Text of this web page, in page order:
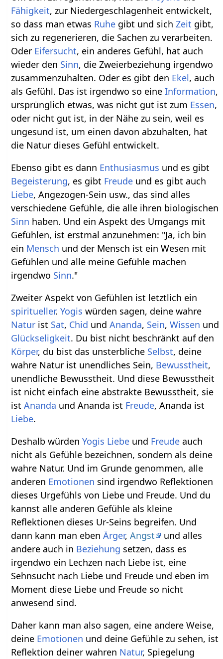
Fähigkeit, zur Niedergeschlagenheit entwickelt,
so dass man etwas Ruhe gibt und sichZeit gibt,
sich zu regenerieren, die Sachen zu verarbeiten.
Oder Eifersucht, ein anderes Gefühl, hat auch
wieder den Sinn, die Zweierbeziehung irgendwo
zusammenzuhalten. Oder es gibt den Ekel, auch
als Gefühl. Das ist irgendwo so eineInformation,
ursprünglich etwas, was nicht gut ist zum Essen,
oder nicht gut ist, in der Nähe zu sein, weil es
ungesund ist, um einen davon abzuhalten, hat
die Natur dieses Gefühl entwickelt.
Ebenso gibt es dann Enthusiasmus und es gibt
Begeisterung, es gibt Freude und es gibt auch
Liebe, Angezogen-Sein usw., das sind alles
verschiedene Gefühle, die alle ihren biologischen
Sinn haben. Und ein Aspekt des Umgangs mit
Gefühlen, ist erstmal anzunehmen: "Ja, ich bin
ein Mensch und der Mensch ist ein Wesen mit
Gefühlen und alle meine Gefühle machen
irgendwo Sinn."
Zweiter Aspekt von Gefühlen ist letztlich ein
spiritueller.Yogis würden sagen, deine wahre
Natur ist Sat, Chid undAnanda, Sein,Wissen und
Glückseligkeit. Du bist nicht beschränkt auf den
Körper, du bist das unsterbliche Selbst, deine
wahre Natur ist unendliches Sein, Bewusstheit,
unendliche Bewusstheit. Und diese Bewusstheit
ist nicht einfach eine abstrakte Bewusstheit, sie
istAnanda und Ananda ist Freude, Ananda ist
Liebe.
Deshalb würdenYogis Liebe und Freude auch
nicht als Gefühle bezeichnen, sondern als deine
wahre Natur. Und im Grunde genommen, alle
anderen Emotionen sind irgendwo Reflektionen
dieses Urgefühls von Liebe und Freude. Und du
kannst alle anderen Gefühle als kleine
Reflektionen dieses Ur-Seins begreifen. Und
dann kann man ebenÄrger,Angst
und alles
andere auch in Beziehung setzen, dass es
irgendwo ein Lechzen nach Liebe ist, eine
Sehnsucht nach Liebe und Freude und eben im
Moment diese Liebe und Freude so nicht
anwesend sind.
Daher kann man also sagen, eine andere Weise,
deine Emotionen und deine Gefühle zu sehen, ist
Reflektion deiner wahren Natur, Spiegelung